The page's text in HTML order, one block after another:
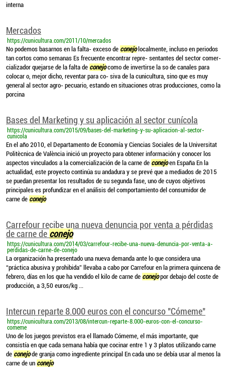
interna
Mercados
https://cunicultura.com/2011/10/mercados
No podemos basarnos en la falta- exceso de conejolocalmente, incluso en periodos
tan cortos como semanas Es frecuente encontrar repre- sentantes del sector comer-
cializador quejarse de la falta de conejocomo de invertirse la so de canales para
colocar o, mejor dicho, reventar para co- siva de la cunicultura, sino que es muy
general al sector agro- pecuario, estando en situaciones otras producciones, como la
porcina
Bases del Marketing y su aplicación al sector cunícola
https://cunicultura.com/2015/09/bases-del-marketing-y-su-aplicacion-al-sector-
cunicola
En el año 2010, el Departamento de Economía y Ciencias Sociales de la Universitat
Politècnica de València inició un proyecto para obtener información y conocer los
aspectos vinculados a la comercialización de la carne de conejoen España En la
actualidad, este proyecto continúa su andadura y se prevé que a mediados de 2015
se puedan presentar los resultados de su segunda fase, uno de cuyos objetivos
principales es profundizar en el análisis del comportamiento del consumidor de
carne de conejo
Carrefour recibe una nueva denuncia por venta a pérdidas
de carne de conejo
https://cunicultura.com/2014/03/carrefour-recibe-una-nueva-denuncia-por-venta-a-
perdidas-de-carne-de-conejo
La organización ha presentado una nueva demanda ante lo que considera una
“práctica abusiva y prohibida” llevaba a cabo por Carrefour en la primera quincena de
febrero, días en los que ha vendido el kilo de carne de conejopor debajo del coste de
producción, a 3,50 euros/kg ...
Intercun reparte 8.000 euros con el concurso "Cómeme"
https://cunicultura.com/2013/08/intercun-reparte-8.000-euros-con-el-concurso-
comeme
Uno de los juegos previstos era el llamado Cómeme, el más importante, que
consistía en que cada semana había que cocinar entre 1 y 3 platos utilizando carne
de conejode granja como ingrediente principal En cada uno se debía usar al menos la
carne de un conejo